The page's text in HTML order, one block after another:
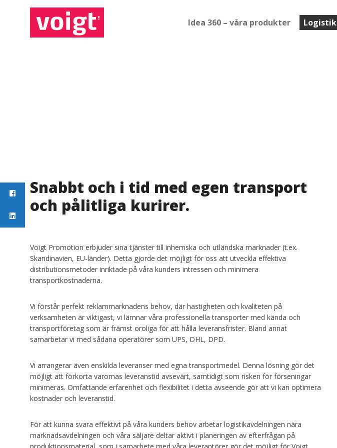
Idea 360 – våra produkter Logistik
Snabbt och i tid med egen transport
och pålitliga kurirer.
Voigt Promotion erbjuder sina tjänster till inhemska och utländska marknader (t.ex.
Skandinavien, EU-länder). Detta gjorde det möjligt för oss att utveckla effektiva
distributionsmetoder inriktade på våra kunders intressen och minimera
transportkostnaderna.
Vi förstår perfekt reklammarknadens behov, där hastigheten och kvaliteten på
verksamheten är viktigast, vi lämnar våra professionella transporter med kända och
transportföretag som är främst oroliga för att hålla leveransfrister. Bland annat
samarbetar vi med sådana operatörer som UPS, DHL, DPD.
Vi arrangerar även enskilda leveranser med egna transportmedel. Denna lösning gör det
möjligt att förkorta varornas leveranstid avsevärt, samtidigt som risken för förseningar
minimeras. Omfattande erfarenhet och flexibilitet i detta avseende gör att vi kan optimera
kostnader och leveranstid.
För att kunna svara effektivt på våra kunders behov arbetar logistikavdelningen nära
marknadsavdelningen och våra säljare deltar aktivt i planeringen av efterfrågan på